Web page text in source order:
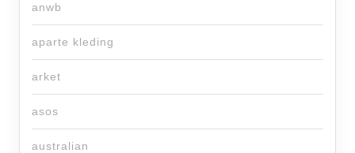
anwb
aparte kleding
arket
asos
australian